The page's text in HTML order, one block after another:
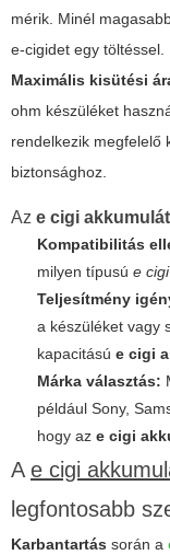
mérik. Minél
e-cigidet egy töltéssel.
Maximális kisütési
ohm készüléket
rendelkezik megfelelő
biztonsághoz.
Az e cigi
Kompatibilitás
milyen típusú e
Teljesítmény
a készüléket vagy
kapacitású e cigi
Márka választás:
például Sony,
hogy az e cigi
A e cigi
legfontosabb
Karbantartás során a